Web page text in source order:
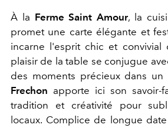
À la Ferme Saint Amour, la
promet une carte élégante et
incarne l'esprit chic et convivial
plaisir de la table se conjugue
des moments précieux dans un
Frechon apporte ici son savoir-
tradition et créativité pour
locaux​. Complice de longue